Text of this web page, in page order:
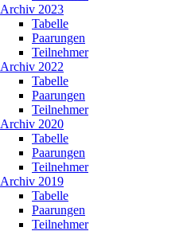
Archiv 2023
Tabelle
Paarungen
Teilnehmer
Archiv 2022
Tabelle
Paarungen
Teilnehmer
Archiv 2020
Tabelle
Paarungen
Teilnehmer
Archiv 2019
Tabelle
Paarungen
Teilnehmer